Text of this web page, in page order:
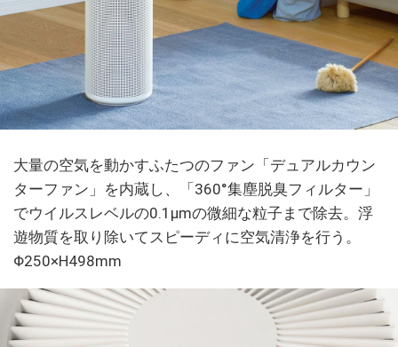
大量の空気を動かすふたつのファン「デュアルカウン
ターファン」を内蔵し、「360°集塵脱臭フィルター」
でウイルスレベルの0.1μmの微細な粒子まで除去。浮
遊物質を取り除いてスピーディに空気清浄を行う。
Φ250×H498mm